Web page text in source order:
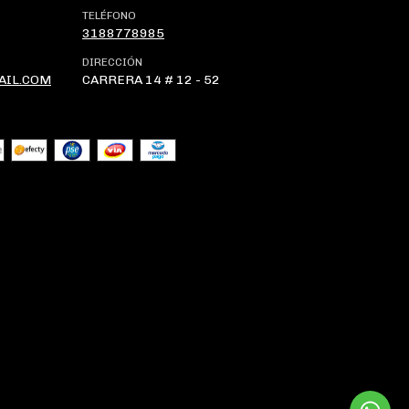
TELÉFONO
3188778985
DIRECCIÓN
CARRERA 14 # 12 - 52